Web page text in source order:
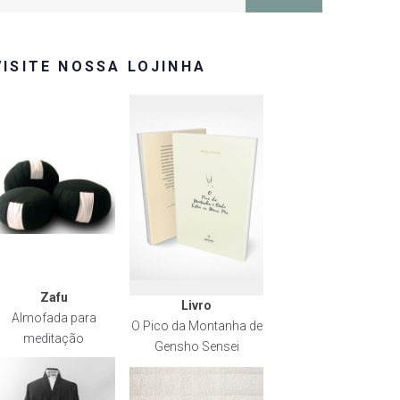
NOSSA LOJINHA
Zafu
Almofada para
meditação
Livro
O Pico da Montanha de
Gensho Sensei